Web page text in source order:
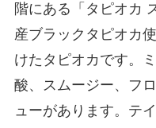
階にある「タピオカ
産ブラックタピオカ
けたタピオカです。
酸、スムージー、フ
ューがあります。テ